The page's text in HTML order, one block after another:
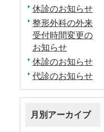
休診のお知らせ
整形外科の外来
受付時間変更の
お知らせ
休診のお知らせ
代診のお知らせ
月別アーカイブ